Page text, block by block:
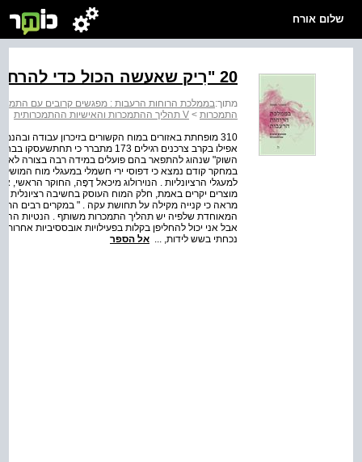
שלום אורח
20 "רִיק שאעשה הכול כדי להרחיק"
מתוך:בממלכת הרוחות הרעבות : מפגשים קרובים עם
התמכרות > V תהליך ההתמכרות והאישיות ההתמכרותית
310 מופחתת באזורים במוח הקשורים בזיכרון עבודה
אפילו בקרב צרכנים רגילים 173
השוק" שנהוג להתפאר בהם פועלים במידה רבה בצורה לא
במחקר קודם נמצא כי דפוסי ירי חשמלי במעגלי מוח
למעגלי הרציונליות . הנוירולוג מיכאל דֶפֶּה, החוקר הראשי,
מראה כי קנייה מקילה על תחושת עקה . " במקרים רבים
המאוחדת שלפיה יש תהליך התמכרות משותף . הנטיות
אבל אני יכול להחליפן בקלות בפעילויות אובססיביות
נכחתי בשש לידות, ... אל הספר